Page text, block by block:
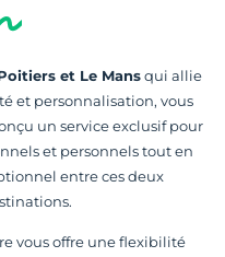
et Le Mansqui allie
et personnalisation, vous
un service exclusif pour
et personnels tout en
entre ces deux
vous offre une flexibilité